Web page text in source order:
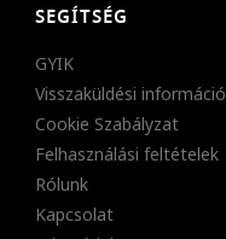
SEGÍTSÉG
GYIK
Visszaküldési információ
Cookie Szabályzat
Felhasználási feltételek
Rólunk
Kapcsolat